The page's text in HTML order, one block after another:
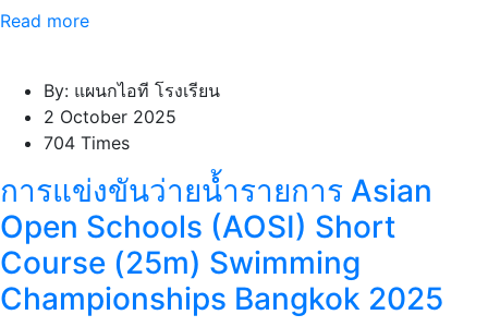
Read more
By: แผนกไอที โรงเรียน
2 October 2025
704 Times
การแข่งขันว่ายน้ำรายการ Asian
Open Schools (AOSI) Short
Course (25m) Swimming
Championships Bangkok 2025